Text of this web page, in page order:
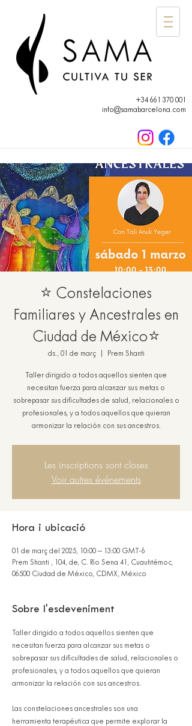
+34 661 370 001
info@samabarcelona.com
⭐ Constelaciones
Familiares y Ancestrales en
Ciudad de México⭐
ds., 01 de març
  |
Prem Shanti
Taller dirigido a todos aquellos sienten que
necesitan fuerza para alcanzar sus metas o
sobrepasar sus dificultades de salud, relacionales o
profesionales, y a todos aquellos que quieran
armonizar la relación con sus ancestros.
Les inscriptions sont closes
Voir autres événements
Hora i ubicació
01 de març del 2025, 10:00 – 13:00 GMT-6
Prem Shanti , 104, de, C. Río Sena 41, Cuauhtémoc,
06500 Ciudad de México, CDMX, México
Sobre l'esdeveniment
Taller dirigido a todos aquellos sienten que
necesitan fuerza para alcanzar sus metas o
sobrepasar sus dificultades de salud, relacionales o
profesionales, y a todos aquellos que quieran
armonizar la relación con sus ancestros.
Las constelaciones ancestrales son una
herramienta terapéutica que permite explorar la